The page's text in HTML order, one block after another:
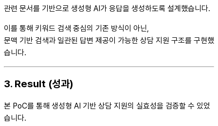
관련 문서를 기반으로 생성형 AI가 응답을 생성하도록 설계했습니다.
이를 통해 키워드 검색 중심의 기존 방식이 아닌,
문맥 기반 검색과 일관된 답변 제공이 가능한 상담 지원 구조를 구현했
습니다.
3. Result (성과)
본 PoC를 통해 생성형 AI 기반 상담 지원의 실효성을 검증할 수 있었
습니다.